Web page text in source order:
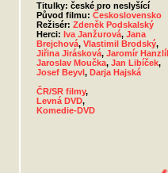
Titulky: české pro neslyšící
Původ filmu: Československo
Režisér: Zdeněk Podskalský
Herci: Iva Janžurová, Jana
Brejchová, Vlastimil Brodský,
Jiřina Jirásková, Jaromír
Jaroslav Moučka, Jan Libíček,
Josef Beyvl, Darja Hajská
ČR/SR filmy,
Levná DVD,
Komedie-DVD